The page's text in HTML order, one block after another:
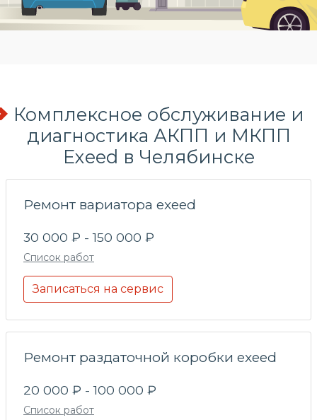
Комплексное обслуживание и
диагностика АКПП и МКПП
Exeed в Челябинске
Ремонт вариатора exeed
30 000 ₽ - 150 000 ₽
Список работ
Записаться на сервис
Ремонт раздаточной коробки exeed
20 000 ₽ - 100 000 ₽
Список работ